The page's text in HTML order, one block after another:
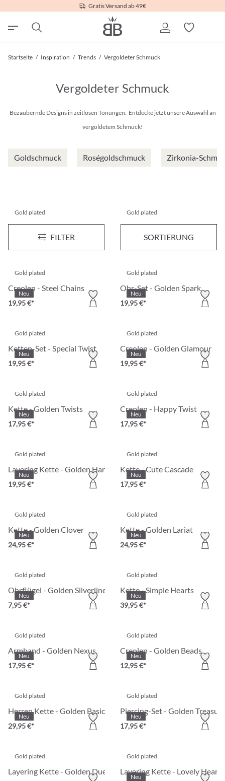
Gratis Versand ab 49€
Startseite / Inspiration / Trends / Vergoldeter Schmuck
Vergoldeter Schmuck
Bezaubernde Designs in zeitlosen Tönungen: Entdecke jetzt unsere Auswahl an
vergoldetem Schmuck!
Goldschmuck Roségoldschmuck Zirkonia-
FILTER SORTIERUNG
Gold plated
Piercing - Dangly Gold
Gold plated
Creolen - Casual Glamour
19,95 €*
Neu
Gold plated
Creolen - Steel Chains
19,95 €*
Neu
Gold plated
Ohr-Set - Golden Spark
19,95 €*
Neu
Gold plated
Ketten-Set - Special Twist
19,95 €*
Neu
Gold plated
Creolen - Golden Glamour
19,95 €*
Neu
Gold plated
Kette - Golden Twists
17,95 €*
Neu
Gold plated
Creolen - Happy Twist
17,95 €*
Neu
Gold plated
Layering Kette - Golden Harmony
19,95 €*
Neu
Gold plated
Kette - Cute Cascade
17,95 €*
Neu
Gold plated
Kette - Golden Clover
24,95 €*
Neu
Gold plated
Kette - Golden Lariat
24,95 €*
Neu
Gold plated
Ohrflügel - Golden Silverline
7,95 €*
Neu
Gold plated
Kette - Simple Hearts
39,95 €*
Neu
Gold plated
Armband - Golden Nexus
17,95 €*
Neu
Gold plated
Creolen - Golden Beads
12,95 €*
Neu
Gold plated
Herren Kette - Golden Basic
29,95 €*
Neu
Gold plated
Piercing-Set - Golden
17,95 €*
Gold plated
Layering Kette - Golden Duet
Neu
Gold plated
Layering Kette - Lovely Hearts